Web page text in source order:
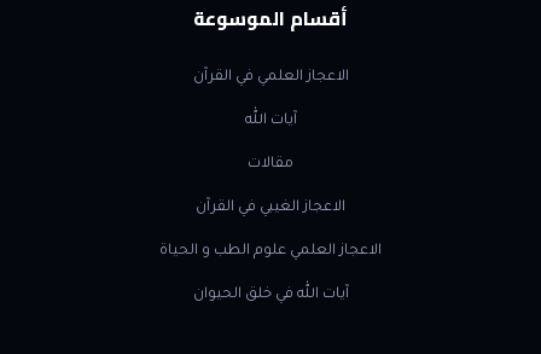
أقسام الموسوعة
الاعجاز العلمي في القرآن
آيات الله
مقالات
الاعجاز الغيبي في القرآن
الاعجاز العلمي علوم الطب و الحياة
آيات الله في خلق الحيوان